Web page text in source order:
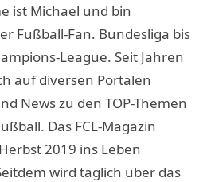
ist Michael und bin
Fußball-Fan. Bundesliga bis
League. Seit Jahren
auf diversen Portalen
News zu den TOP-Themen
Das FCL-Magazin
2019 ins Leben
wird täglich über das